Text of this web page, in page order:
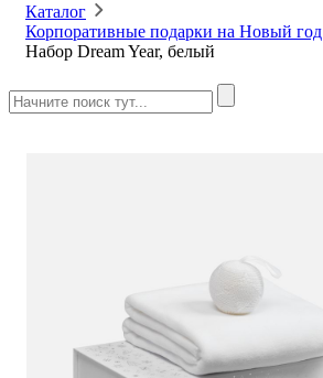
Каталог
Корпоративные подарки на Новый год
Набор Dream Year, белый